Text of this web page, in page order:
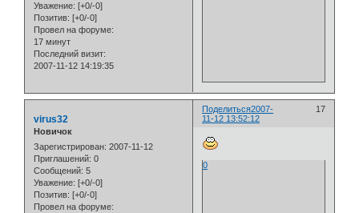
Уважение: [+0/-0]
Позитив: [+0/-0]
Провел на форуме:
17 минут
Последний визит:
2007-11-12 14:19:35
Поделиться 17
2007-
11-12 13:52:12
virus32
Новичок
Зарегистрирован: 2007-11-12
Приглашений: 0
Сообщений: 5
Уважение: [+0/-0]
Позитив: [+0/-0]
Провел на форуме:
0